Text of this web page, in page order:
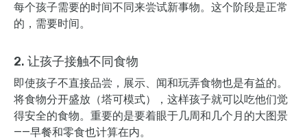
每个孩子需要的时间不同来尝试新事物。这个阶段是正常
的，需要时间。
2. 让孩子接触不同食物
即使孩子不直接品尝，展示、闻和玩弄食物也是有益的。
将食物分开盛放（塔可模式），这样孩子就可以吃他们觉
得安全的食物。重要的是要着眼于几周和几个月的大图景
——早餐和零食也计算在内。